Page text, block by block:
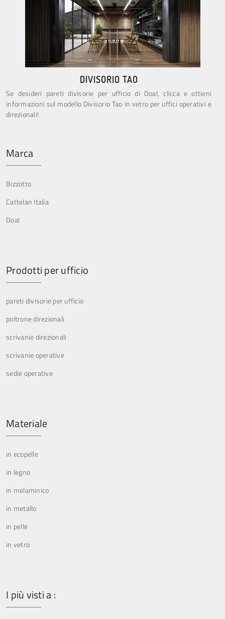
DIVISORIO TAO
Se desideri pareti divisorie per ufficio di Doal, clicca e ottieni
informazioni sul modello Divisorio Tao in vetro per uffici operativi e
direzionali!
Marca
Bizzotto
Cattelan Italia
Doal
Prodotti per ufficio
pareti divisorie per ufficio
poltrone direzionali
scrivanie direzionali
scrivanie operative
sedie operative
Materiale
in ecopelle
in legno
in melaminico
in metallo
in pelle
in vetro
I più visti a :